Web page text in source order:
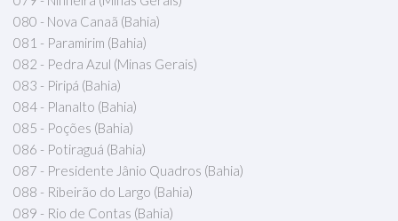
080 - Nova Canaã (Bahia)
081 - Paramirim (Bahia)
082 - Pedra Azul (Minas Gerais)
083 - Piripá (Bahia)
084 - Planalto (Bahia)
085 - Poções (Bahia)
086 - Potiraguá (Bahia)
087 - Presidente Jânio Quadros (Bahia)
088 - Ribeirão do Largo (Bahia)
089 - Rio de Contas (Bahia)